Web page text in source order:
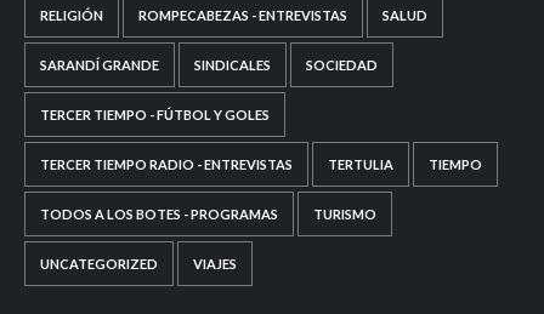
RELIGIÓN ROMPECABEZAS - ENTREVISTAS SALUD
SARANDÍ GRANDE SINDICALES SOCIEDAD
TERCER TIEMPO - FÚTBOL Y GOLES
TERCER TIEMPO RADIO - ENTREVISTAS TERTULIA TIEMPO
TODOS A LOS BOTES - PROGRAMAS TURISMO
UNCATEGORIZED VIAJES